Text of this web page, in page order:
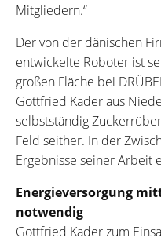
Mitgliedern.“
Der von der dänischen
entwickelte Roboter ist
großen Fläche bei
Gottfried Kader aus
selbstständig
Feld seither. In der
Ergebnisse seiner Arbeit
Energieversorgung
notwendig
Gottfried Kader zum